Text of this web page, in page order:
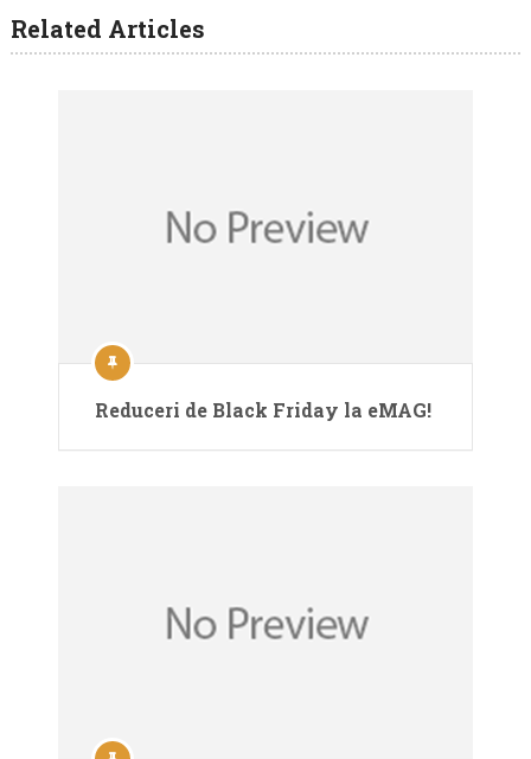
Related Articles
Reduceri de Black Friday la eMAG!